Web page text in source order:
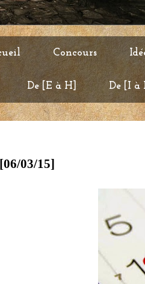
Concours
De [E à H] De [I à
03/15]